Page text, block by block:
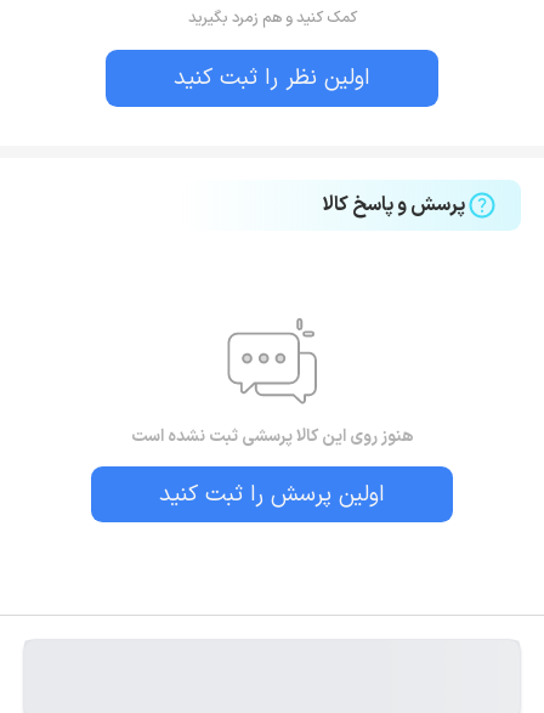
کمک کنید و هم زمرد بگیرید
اولین نظر را ثبت کنید
پرسش و پاسخ کالا
هنوز روی این کالا پرسشی ثبت نشده است
اولین پرسش را ثبت کنید